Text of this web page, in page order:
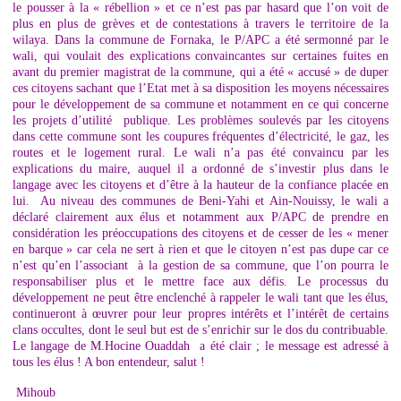
le pousser à la « rébellion » et ce n’est pas par hasard que l’on voit de
plus en plus de grèves et de contestations à travers le territoire de la
wilaya. Dans la commune de Fornaka, le P/APC a été sermonné par le
wali, qui voulait des explications convaincantes sur certaines fuites en
avant du premier magistrat de la commune, qui a été « accusé » de duper
ces citoyens sachant que l’Etat met à sa disposition les moyens nécessaires
pour le développement de sa commune et notamment en ce qui concerne
les projets d’utilité publique. Les problèmes soulevés par les citoyens
dans cette commune sont les coupures fréquentes d’électricité, le gaz, les
routes et le logement rural. Le wali n’a pas été convaincu par les
explications du maire, auquel il a ordonné de s’investir plus dans le
langage avec les citoyens et d’être à la hauteur de la confiance placée en
lui. Au niveau des communes de Beni-Yahi et Ain-Nouissy, le wali a
déclaré clairement aux élus et notamment aux P/APC de prendre en
considération les préoccupations des citoyens et de cesser de les « mener
en barque » car cela ne sert à rien et que le citoyen n’est pas dupe car ce
n’est qu’en l’associant à la gestion de sa commune, que l’on pourra le
responsabiliser plus et le mettre face aux défis. Le processus du
développement ne peut être enclenché à rappeler le wali tant que les élus,
continueront à œuvrer pour leur propres intérêts et l’intérêt de certains
clans occultes, dont le seul but est de s’enrichir sur le dos du contribuable.
Le langage de M.Hocine Ouaddah a été clair ; le message est adressé à
tous les élus ! A bon entendeur, salut !
Mihoub